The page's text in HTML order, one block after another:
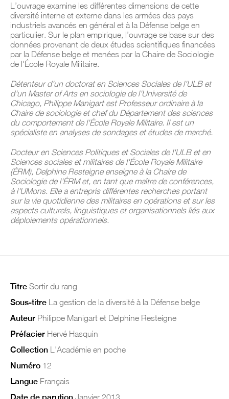
L’ouvrage examine les différentes dimensions de cette
diversité interne et externe dans les armées des pays
industriels avancés en général et à la Défense belge en
particulier. Sur le plan empirique, l’ouvrage se base sur des
données provenant de deux études scientifiques financées
par la Défense belge et menées par la Chaire de Sociologie
de l'École Royale Militaire.
Détenteur d'un doctorat en Sciences Sociales de l'ULB et
d'un Master of Arts en sociologie de l'Université de
Chicago, Philippe Manigart est Professeur ordinaire à la
Chaire de sociologie et chef du Département des sciences
du comportement de l'ÉcoleRoyale Militaire. Il est un
spécialiste en analyses de sondages et études de marché.
Docteur en Sciences Politiques et Sociales de l'ULB et en
Sciences sociales et militaires de l'ÉcoleRoyale Militaire
(ÉRM), Delphine Resteigne enseigne à la Chaire de
Sociologie de l'ÉRMet, en tant que maître de conférences,
à l'UMons. Elle a entrepris différentes recherches portant
sur la vie quotidienne des militaires en opérations et sur les
aspects culturels, linguistiques et organisationnels liés aux
déploiements opérationnels.
Titre Sortir du rang
Sous-titre La gestion de la diversité à la Défense belge
Auteur Philippe Manigart et Delphine Resteigne
Préfacier Hervé Hasquin
Collection L'Académie en poche
Numéro 12
Langue Français
Janvier 2013